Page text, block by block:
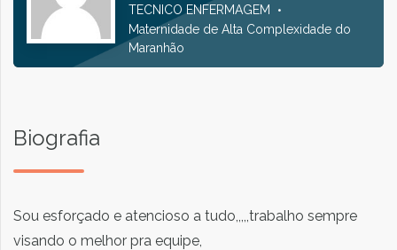
TECNICO ENFERMAGEM
Maternidade de Alta Complexidade do
Maranhão
Biografia
Sou esforçado e atencioso a tudo,,,,,trabalho sempre
visando o melhor pra equipe,